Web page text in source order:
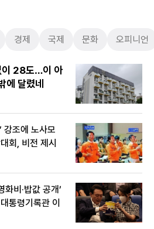
경제 국제 문화 오피니언
이 28도…이 아
에 달렸네
강조에 노사모
회, 비전 제시
화비·밥값 공개’
통령기록관 이